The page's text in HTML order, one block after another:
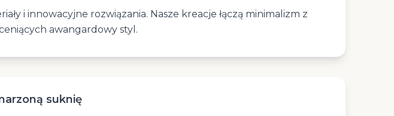
i innowacyjne rozwiązania. Nasze kreacje łączą minimalizm z
awangardowy styl.
suknię